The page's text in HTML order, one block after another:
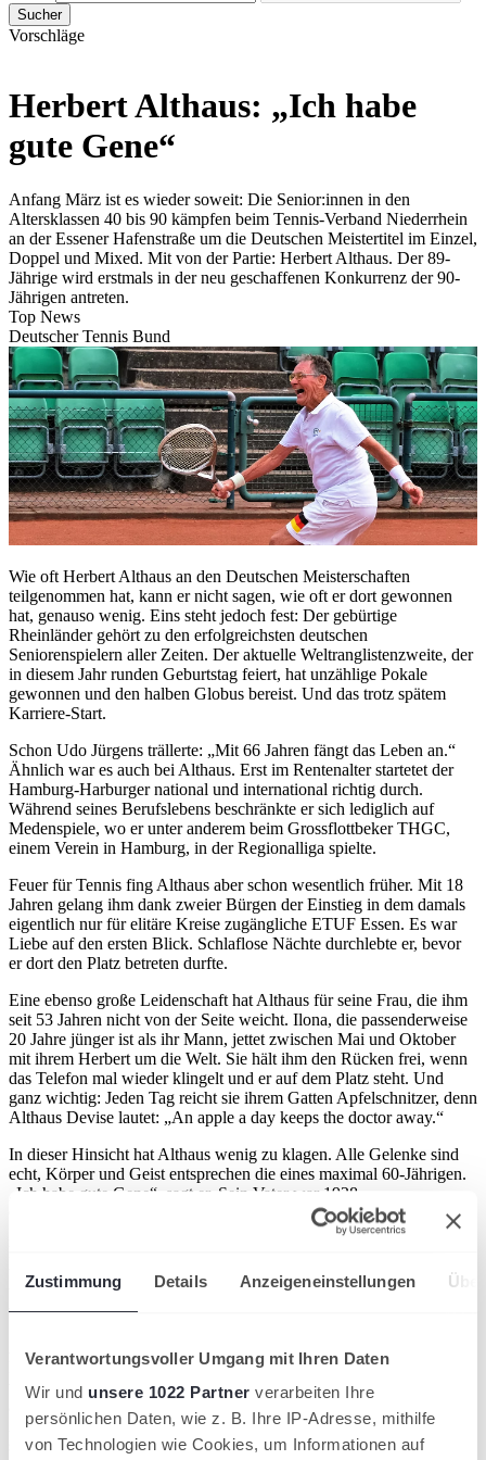
Zustimmung Details Anzeigeneinstellungen
Verantwortungsvoller Umgang mit Ihren Daten
Wir und unsere 1022 Partner verarbeiten Ihre
persönlichen Daten, wie z. B. Ihre IP-Adresse, mithilfe
von Technologien wie Cookies, um Informationen auf
Sucher
Vorschläge
Herbert Althaus: „Ich habe
gute Gene“
Anfang März ist es wieder soweit: Die Senior:innen in den
Altersklassen 40 bis 90 kämpfen beim Tennis-Verband Niederrhein
an der Essener Hafenstraße um die Deutschen Meistertitel im Einzel,
Doppel und Mixed. Mit von der Partie: Herbert Althaus. Der 89-
Jährige wird erstmals in der neu geschaffenen Konkurrenz der 90-
Jährigen antreten.
Top News
Deutscher Tennis Bund
Wie oft Herbert Althaus an den Deutschen Meisterschaften
teilgenommen hat, kann er nicht sagen, wie oft er dort gewonnen
hat, genauso wenig. Eins steht jedoch fest: Der gebürtige
Rheinländer gehört zu den erfolgreichsten deutschen
Seniorenspielern aller Zeiten. Der aktuelle Weltranglistenzweite, der
in diesem Jahr runden Geburtstag feiert, hat unzählige Pokale
gewonnen und den halben Globus bereist. Und das trotz spätem
Karriere-Start.
Schon Udo Jürgens trällerte: „Mit 66 Jahren fängt das Leben an.“
Ähnlich war es auch bei Althaus. Erst im Rentenalter startetet der
Hamburg-Harburger national und international richtig durch.
Während seines Berufslebens beschränkte er sich lediglich auf
Medenspiele, wo er unter anderem beim Grossflottbeker THGC,
einem Verein in Hamburg, in der Regionalliga spielte.
Feuer für Tennis fing Althaus aber schon wesentlich früher. Mit 18
Jahren gelang ihm dank zweier Bürgen der Einstieg in dem damals
eigentlich nur für elitäre Kreise zugängliche ETUF Essen. Es war
Liebe auf den ersten Blick. Schlaflose Nächte durchlebte er, bevor
er dort den Platz betreten durfte.
Eine ebenso große Leidenschaft hat Althaus für seine Frau, die ihm
seit 53 Jahren nicht von der Seite weicht. Ilona, die passenderweise
20 Jahre jünger ist als ihr Mann, jettet zwischen Mai und Oktober
mit ihrem Herbert um die Welt. Sie hält ihm den Rücken frei, wenn
das Telefon mal wieder klingelt und er auf dem Platz steht. Und
ganz wichtig: Jeden Tag reicht sie ihrem Gatten Apfelschnitzer, denn
Althaus Devise lautet: „An apple a day keeps the doctor away.“
In dieser Hinsicht hat Althaus wenig zu klagen. Alle Gelenke sind
echt, Körper und Geist entsprechen die eines maximal 60-Jährigen.
„Ich habe gute Gene“, sagt er. Sein Vater war 1928
Olympiateilnehmer in Amsterdam in der Disziplin über 800 Meter.
„Als Rentner hat er dann mit Langstreckenläufen angefangen und
über 90“, sagt Althaus nicht ohne Stolz. Er sei nie krank gewesen
und habe seinen Sport bis zum letzten Atemzug ausgeübt. Das
wünscht sich Althaus für sich auch.
Dänemark belegt, dass Tennis Lebenserwartung um rund 10 Jahre
verlängert. Das sind gute Aussichten für das Seniorentennis. Es gibt
Auch wenn Althaus so weit nicht in die Zukunft blicken möchte,
schließt er eine Teilnahme nicht aus. Wir würden uns darüber sehr